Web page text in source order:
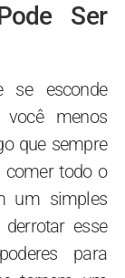
Ser
se esconde
você menos
que sempre
comer todo o
um simples
esse
para